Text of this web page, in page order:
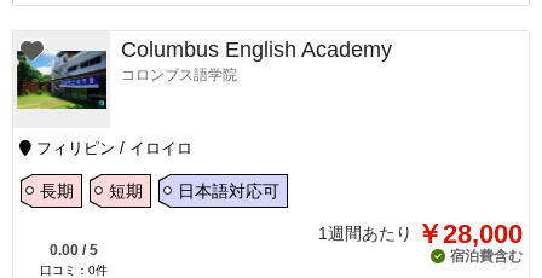
Columbus English Academy
コロンブス語学院
フィリピン / イロイロ
長期 短期 日本語対応可
0.00 / 5
口コミ： 0件
1週間あたり ￥28,000
宿泊費含む